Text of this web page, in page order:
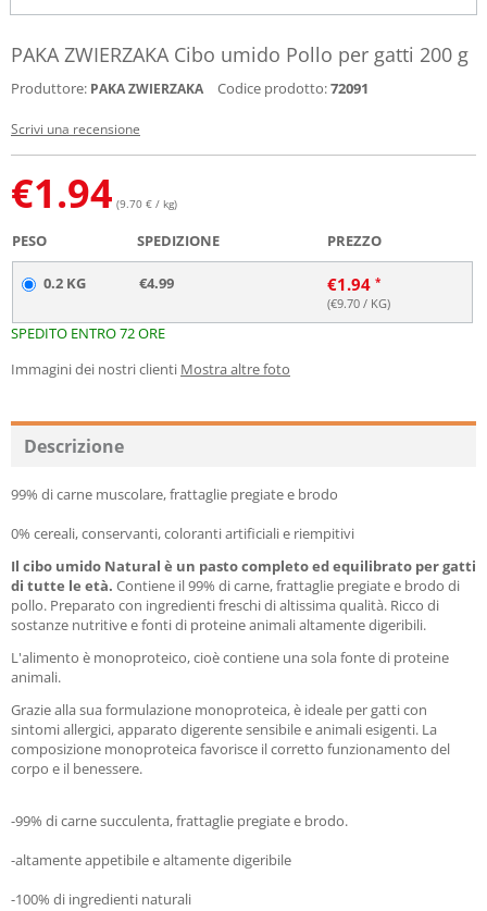
PAKA ZWIERZAKA Cibo umido Pollo per gatti 200 g
Produttore: PAKA ZWIERZAKA Codice prodotto:72091
Scrivi una recensione
€1.94 (9.70 € / kg)
PESO SPEDIZIONE PREZZO
0.2 KG €4.99 €1.94
(€9.70 / KG)
SPEDITO ENTRO 72 ORE
Immagini dei nostri clienti Mostra altre foto
Descrizione
99% di carne muscolare, frattaglie pregiate e brodo
0% cereali, conservanti, coloranti artificiali e riempitivi
Il cibo umido Natural è un pasto completo ed equilibrato per gatti
di tutte le età. Contiene il 99% di carne, frattaglie pregiate e brodo di
pollo. Preparato con ingredienti freschi di altissima qualità. Ricco di
sostanze nutritive e fonti di proteine animali altamente digeribili.
L'alimento è monoproteico, cioè contiene una sola fonte di proteine
animali.
Grazie alla sua formulazione monoproteica, è ideale per gatti con
sintomi allergici, apparato digerente sensibile e animali esigenti. La
composizione monoproteica favorisce il corretto funzionamento del
corpo e il benessere.
-99% di carne succulenta, frattaglie pregiate e brodo.
-altamente appetibile e altamente digeribile
-100% di ingredienti naturali